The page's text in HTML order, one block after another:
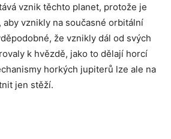
vznik těchto planet, protože je
vznikly na současné orbitální
že vznikly dál od svých
k hvězdě, jako to dělají horcí
horkých jupiterů lze ale na
jen stěží.